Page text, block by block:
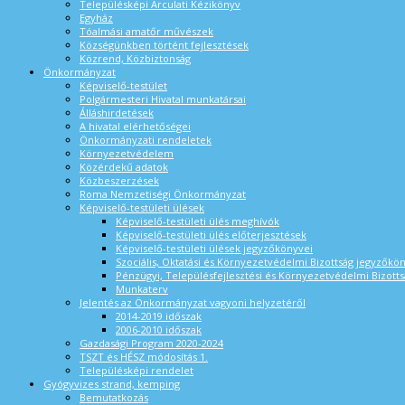
Településképi Arculati Kézikönyv
Egyház
Tóalmási amatőr művészek
Községünkben történt fejlesztések
Közrend, Közbiztonság
Önkormányzat
Képviselő-testület
Polgármesteri Hivatal munkatársai
Álláshirdetések
A hivatal elérhetőségei
Önkormányzati rendeletek
Környezetvédelem
Közérdekű adatok
Közbeszerzések
Roma Nemzetiségi Önkormányzat
Képviselő-testületi ülések
Képviselő-testületi ülés meghívók
Képviselő-testületi ülés előterjesztések
Képviselő-testületi ülések jegyzőkönyvei
Szociális, Oktatási és Környezetvédelmi Bizottság
Pénzügyi, Településfejlesztési és Környezetvédelmi
Munkaterv
Jelentés az Önkormányzat vagyoni helyzetéről
2014-2019 időszak
2006-2010 időszak
Gazdasági Program 2020-2024
TSZT és HÉSZ módosítás 1.
Településképi rendelet
Gyógyvizes strand, kemping
Bemutatkozás